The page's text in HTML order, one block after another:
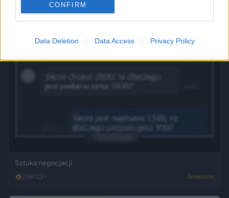
CONFIRM
Data Deletion Data Access Privacy Policy
Sztuka negocjacji
2980 1 Śmieszne